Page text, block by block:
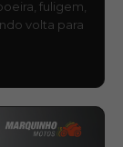
fuligem,
volta para